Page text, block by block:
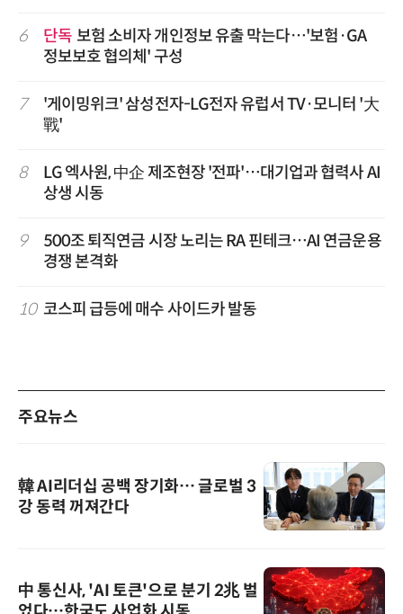
6 단독 보험 소비자 개인정보 유출 막는다…'보험·GA
정보보호 협의체' 구성
7
'게이밍위크' 삼성전자-LG전자 유럽서 TV·모니터 '大
戰'
8
LG 엑사원, 中企 제조현장 '전파'…대기업과 협력사 AI
상생 시동
9
500조 퇴직연금 시장 노리는 RA 핀테크…AI 연금운용
경쟁 본격화
10 코스피 급등에 매수 사이드카 발동
주요뉴스
韓 AI리더십 공백 장기화… 글로벌 3
강 동력 꺼져간다
中 통신사, 'AI 토큰'으로 분기 2兆 벌